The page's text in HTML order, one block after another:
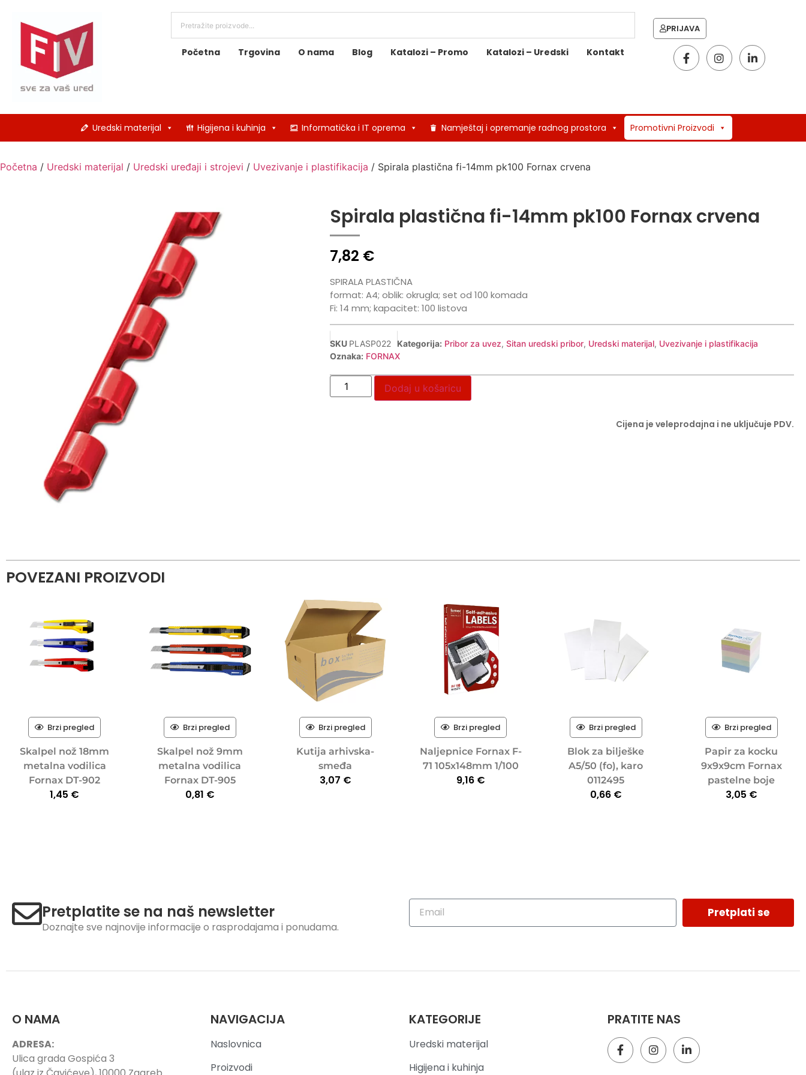
Početna Trgovina O nama Blog Katalozi – Promo Katalozi – Uredski Kontakt
PRIJAVA
Uredski materijal Higijena i kuhinja Informatička i IT oprema Namještaj i opremanje radnog prostora Promotivni Proizvodi
Početna / Uredski materijal / Uredski uređaji i strojevi / Uvezivanje i plastifikacija / Spirala plastična fi-14mm pk100 Fornax crvena
Spirala plastična fi-14mm pk100 Fornax crvena
7,82 €
SPIRALA PLASTIČNA
format: A4; oblik: okrugla; set od 100 komada
Fi: 14 mm; kapacitet: 100 listova
SKU PLASP022 Kategorija: Pribor za uvez, Sitan uredski pribor, Uredski materijal, Uvezivanje i plastifikacija
Oznaka: FORNAX
Dodaj u košaricu
Cijena je veleprodajna i ne uključuje PDV.
POVEZANI PROIZVODI
Brzi pregled
Skalpel nož 18mm
metalna vodilica
Fornax DT-902
1,45 €
Brzi pregled
Skalpel nož 9mm
metalna vodilica
Fornax DT-905
0,81 €
Brzi pregled
Kutija arhivska-
smeđa
3,07 €
Brzi pregled
Naljepnice Fornax F-
71 105x148mm 1/100
9,16 €
Brzi pregled
Blok za bilješke
A5/50 (fo), karo
0112495
0,66 €
Brzi pregled
Papir za kocku
9x9x9cm Fornax
pastelne boje
3,05 €
Pretplatite se na naš newsletter
Doznajte sve najnovije informacije o rasprodajama i ponudama.
Pretplati se
O NAMA
ADRESA:
Ulica grada Gospića 3
NAVIGACIJA
Naslovnica
Proizvodi
KATEGORIJE
Uredski materijal
Higijena i kuhinja
PRATITE NAS